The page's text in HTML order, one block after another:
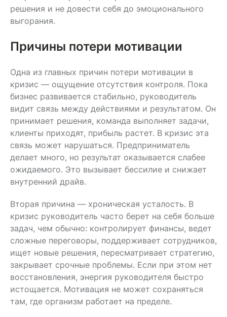
решения и не довести себя до эмоционального
выгорания.
Причины потери мотивации
Одна из главных причин потери мотивации в
кризис — ощущение отсутствия контроля. Пока
бизнес развивается стабильно, руководитель
видит связь между действиями и результатом. Он
принимает решения, команда выполняет задачи,
клиенты приходят, прибыль растет. В кризис эта
связь может нарушаться. Предприниматель
делает много, но результат оказывается слабее
ожидаемого. Это вызывает бессилие и снижает
внутренний драйв.
Вторая причина — хроническая усталость. В
кризис руководитель часто берет на себя больше
задач, чем обычно: контролирует финансы, ведет
сложные переговоры, поддерживает сотрудников,
ищет новые решения, пересматривает стратегию,
закрывает срочные проблемы. Если при этом нет
восстановления, энергия руководителя быстро
истощается. Мотивация не может сохраняться
там, где организм работает на пределе.